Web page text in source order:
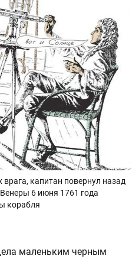
капитан повернул назад
6 июня 1761 года
корабля
маленьким черным